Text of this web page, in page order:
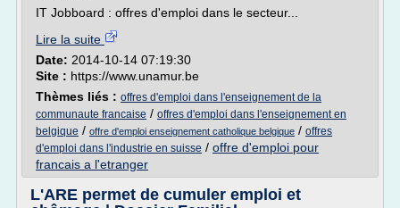
IT Jobboard : offres d'emploi dans le secteur...
Lire la suite
Date: 2014-10-14 07:19:30
Site : https://www.unamur.be
Thèmes liés : offres d'emploi dans l'enseignement de la
communaute francaise / offres d'emploi dans l'enseignement en
belgique / offre d'emploi enseignement catholique belgique / offres
d'emploi dans l'industrie en suisse / offre d'emploi pour
francais a l'etranger
L'ARE permet de cumuler emploi et